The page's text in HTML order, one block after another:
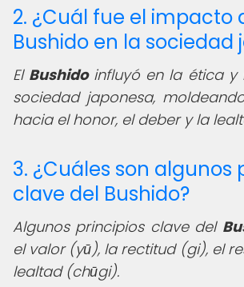
2. ¿Cuál fue el impacto
Bushido en la sociedad
El Bushidoinfluyó en la ética y
sociedad japonesa,
hacia el honor, el deber y la
3. ¿Cuáles son algunos
clave del Bushido?
Algunos principios clave del
el valor (yū), la rectitud (gi), el
lealtad (chūgi).